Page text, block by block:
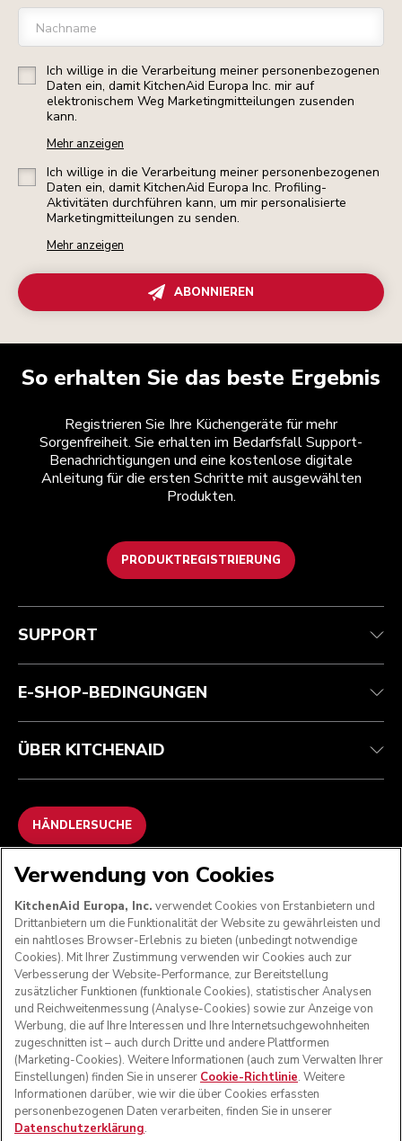
Nachname
Ich willige in die Verarbeitung meiner personenbezogenen
Daten ein, damit KitchenAid Europa Inc. mir auf
elektronischem Weg Marketingmitteilungen zusenden
kann.
Mehr anzeigen
Ich willige in die Verarbeitung meiner personenbezogenen
Daten ein, damit KitchenAid Europa Inc. Profiling-
Aktivitäten durchführen kann, um mir personalisierte
Marketingmitteilungen zu senden.
Mehr anzeigen
ABONNIEREN
So erhalten Sie das beste Ergebnis
Registrieren Sie Ihre Küchengeräte für mehr
Sorgenfreiheit. Sie erhalten im Bedarfsfall Support-
Benachrichtigungen und eine kostenlose digitale
Anleitung für die ersten Schritte mit ausgewählten
Produkten.
PRODUKTREGISTRIERUNG
Health Check
Verfolgen Sie Ihre Bestellung
Garantie und Dokumente
Häufig gestellte fragen
Teilnahmebedingungen
Rückgaben und Erstattungen
Impressum
ODR
Die Marke
Händlersuche
SUPPORT
E-SHOP-BEDINGUNGEN
ÜBER KITCHENAID
HÄNDLERSUCHE
WIR AKZEPTIEREN
FOLGEN SIE UNS
Verwendung von Cookies
KitchenAid Europa, Inc. verwendet Cookies von Erstanbietern und
Drittanbietern um die Funktionalität der Website zu gewährleisten und
ein nahtloses Browser-Erlebnis zu bieten (unbedingt notwendige
Cookies). Mit Ihrer Zustimmung verwenden wir Cookies auch zur
Verbesserung der Website-Performance, zur Bereitstellung
zusätzlicher Funktionen (funktionale Cookies), statistischer Analysen
und Reichweitenmessung (Analyse-Cookies) sowie zur Anzeige von
Werbung, die auf Ihre Interessen und Ihre Internetsuchgewohnheiten
zugeschnitten ist – auch durch Dritte und andere Plattformen
(Marketing-Cookies). Weitere Informationen (auch zum Verwalten Ihrer
Einstellungen) finden Sie in unserer Cookie-Richtlinie. Weitere
Informationen darüber, wie wir die über Cookies erfassten
personenbezogenen Daten verarbeiten, finden Sie in unserer
Datenschutzerklärung.